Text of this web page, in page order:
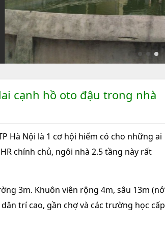
cạnh hồ oto đậu trong nhà
Hà Nội là 1 cơ hội hiếm có cho những ai
chính chủ, ngôi nhà 2.5 tầng này rất
3m. Khuôn viên rộng 4m, sâu 13m (nở
trí cao, gần chợ và các trường học cấp